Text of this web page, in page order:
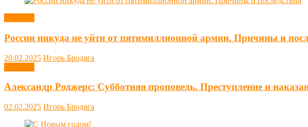
России никуда не уйти от пятимиллионной армии. Причины и
20.02.2025 Игорь Бродяга
Александр Роджерс: Субботняя проповедь. Преступление и
02.02.2025 Игорь Бродяга